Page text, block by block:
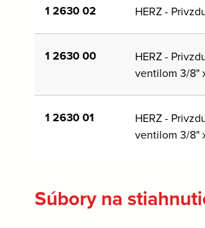
1 2630 02 HERZ -
1 2630 00
HERZ -
ventilom 3/8"
1 2630 01
HERZ -
ventilom 3/8"
Súbory na